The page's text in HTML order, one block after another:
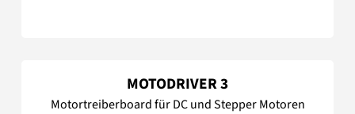
MOTODRIVER 3
Motortreiberboard für DC und Stepper Motoren